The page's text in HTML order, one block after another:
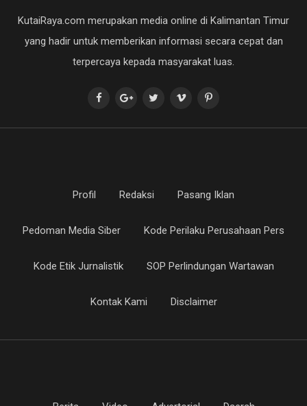
KutaiRaya.com merupakan media online di Kalimantan Timur
yang hadir untuk memberikan informasi secara cepat dan
terpercaya kepada masyarakat luas.
Profil Redaksi Pasang Iklan
Pedoman Media Siber Kode Perilaku Perusahaan Pers
Kode Etik Jurnalistik SOP Perlindungan Wartawan
Kontak Kami Disclaimer